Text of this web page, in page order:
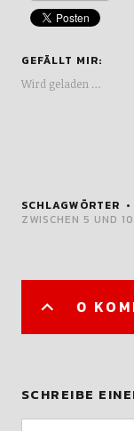
GEFÄLLT MIR:
Wird geladen …
SCHLAGWÖRTER
ZWISCHEN 5 UND
0
SCHREIBE